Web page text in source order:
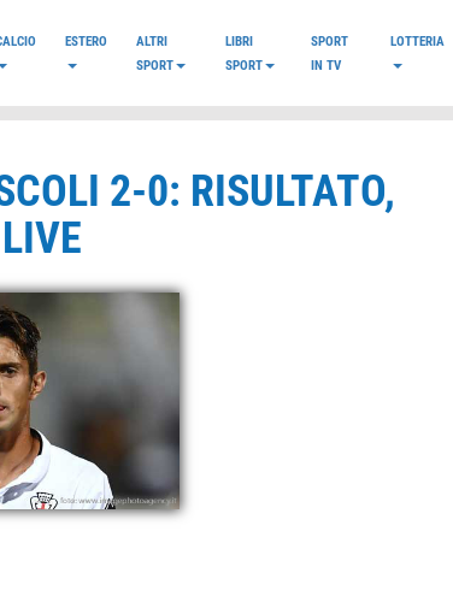
ESTERO
ALTRI
SPORT
LIBRI
SPORT
SPORT
IN TV
LOTTERIA
2-0: RISULTATO,